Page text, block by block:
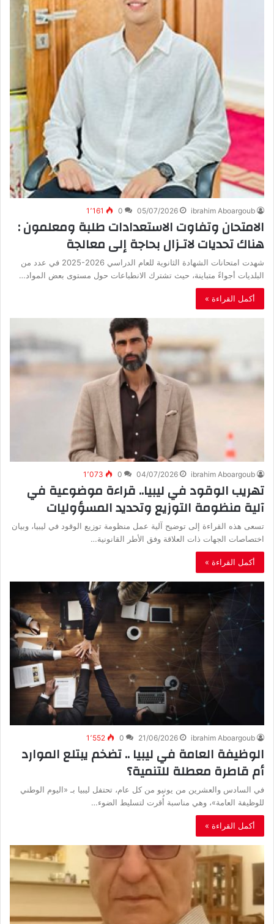
ibrahim Aboargoub
05/07/2026
0 1٬161
الامتحان‭ ‬وتفاوت‭ ‬الاستعدادات طلبة ومعلمون :
هناك تحديات لاتـزال بحاجة إلى معالجة
‬البلديات‭ ‬أجواءً‭ ‬متباينة،‭ ‬حيث‭ ‬تشترك‭ ‬الانطباعات‭ ‬حول‭ ‬مستوى‭ ‬بعض‭ ‬المواد‭…
أكمل القراءة »
ibrahim Aboargoub
04/07/2026
0 1٬073
تهريب الوقود في ليبيا.. قراءة موضوعية في
آلية منظومة التوزيع وتحديد المسؤوليات
تسعى هذه القراءة إلى توضيح آلية عمل منظومة توزيع الوقود في ليبيا، وبيان
اختصاصات الجهات ذات العلاقة وفق الأطر القانونية…
أكمل القراءة »
ibrahim Aboargoub
21/06/2026
0 1٬552
الوظيفة العامة في ليبيا .. تضخم يبتلع الموارد
أم قاطرة معطلة للتنمية؟
في السادس والعشرين من يونيو من كل عام، تحتفل ليبيا بـ «اليوم الوطني
للوظيفة العامة»، وهي مناسبة أُقرت لتسليط الضوء…
أكمل القراءة »